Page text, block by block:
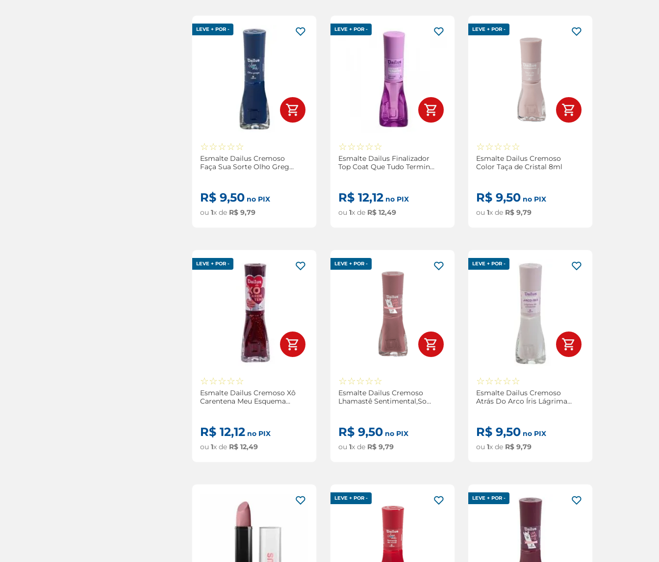
LEVE + POR -
☆☆☆☆☆
Esmalte Dailus Cremoso
Faça Sua Sorte Olho Grego
R$ 9,50 no PIX
ou1x de R$ 9,79
LEVE + POR -
☆☆☆☆☆
Esmalte Dailus Finalizador
Top Coat Que Tudo Termine
R$ 12,12no PIX
ou 1x de R$ 12,49
LEVE + POR -
☆☆☆☆☆
Esmalte Dailus Cremoso
Color Taça de Cristal 8ml
R$ 9,50no PIX
ou 1x de R$ 9,79
LEVE + POR -
☆☆☆☆☆
Esmalte Dailus Cremoso Xô
Carentena Meu Esquema
R$ 12,12 no PIX
ou1x de R$ 12,49
LEVE + POR -
☆☆☆☆☆
Esmalte Dailus Cremoso
Lhamastê Sentimental,Sou
R$ 9,50no PIX
ou 1x de R$ 9,79
LEVE + POR -
☆☆☆☆☆
Esmalte Dailus Cremoso
Atrás Do Arco Íris Lágrima
R$ 9,50no PIX
ou 1x de R$ 9,79
LEVE + POR - LEVE + POR -